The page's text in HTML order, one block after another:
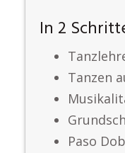
In 2
Tanzen
Paso